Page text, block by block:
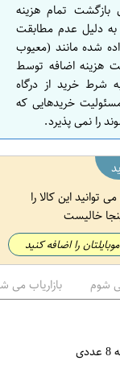
ن
بازگشت تمام هزینه
دلیل عدم مطابقت
شده مانند (معیوب
هزینه اضافه توسط
شرط خرید از درگاه
خریدهایی که
را نمی پذیرد.
توانید این کالا را
خالیست
را اضافه کنید
شوم بازاریاب می